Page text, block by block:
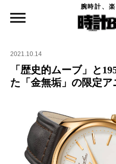
腕時計、
「歴史的ムーブ」と1950年代様式を取り
2021.10.14
「歴史的ムーブ」と
た「金無垢」の限定